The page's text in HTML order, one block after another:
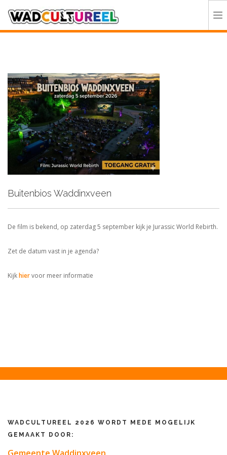
DEELNEMERS
DOE MEE
CONTACT
ORGANISATIE
Buitenbios Waddinxveen
De film is bekend, op zaterdag 5 september kijk je Jurassic World Rebirth.
Zet de datum vast in je agenda?
Kijkhiervoor meer informatie
WADCULTUREEL 2026 WORDT MEDE MOGELIJK
GEMAAKT DOOR: